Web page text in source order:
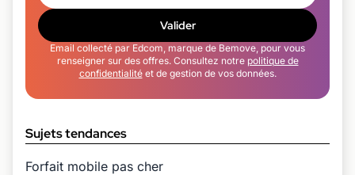
Valider
Email collecté par Edcom, marque de Bemove, pour vous
renseigner sur des offres. Consultez notre politique de
confidentialitéet de gestion de vos données.
Sujets tendances
Forfait mobile pas cher